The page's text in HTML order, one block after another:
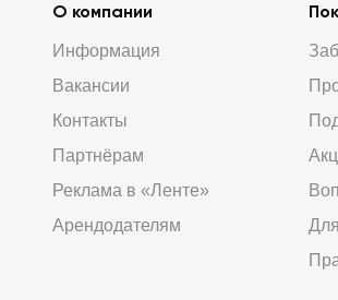
О компании
Информация
Вакансии
Контакты
Партнёрам
Реклама в «Ленте»
Арендодателям